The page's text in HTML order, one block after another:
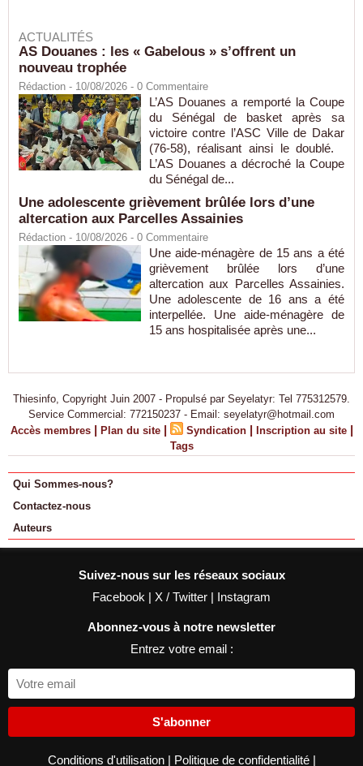
ACTUALITÉS
AS Douanes : les « Gabelous » s’offrent un
nouveau trophée
Rédaction - 10/08/2026 - 0 Commentaire
L’AS Douanes a remporté la Coupe
du Sénégal de basket après sa
victoire contre l’ASC Ville de Dakar
(76-58), réalisant ainsi le doublé.
L’AS Douanes a décroché la Coupe
du Sénégal de...
Une adolescente grièvement brûlée lors d’une
altercation aux Parcelles Assainies
Rédaction - 10/08/2026 - 0 Commentaire
Une aide-ménagère de 15 ans a été
grièvement brûlée lors d’une
altercation aux Parcelles Assainies.
Une adolescente de 16 ans a été
interpellée. Une aide-ménagère de
15 ans hospitalisée après une...
Thiesinfo, Copyright Juin 2007 - Propulsé par Seyelatyr: Tel 775312579.
Service Commercial: 772150237 - Email: seyelatyr@hotmail.com
Accès membres | Plan du site | Syndication | Inscription au site |
Tags
Qui Sommes-nous?
Contactez-nous
Auteurs
Suivez-nous sur les réseaux sociaux
Facebook | X / Twitter | Instagram
Abonnez-vous à notre newsletter
Entrez votre email :
S'abonner
Conditions d'utilisation | Politique de confidentialité |